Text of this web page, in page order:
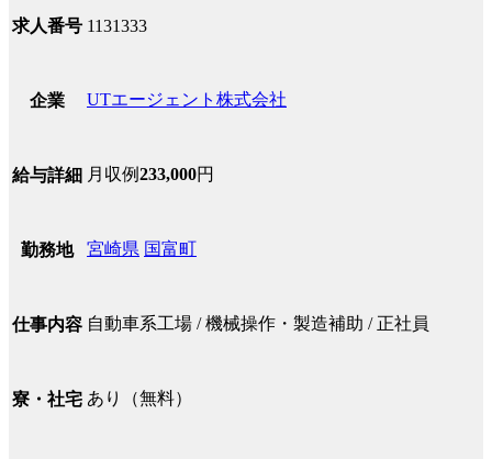
求人番号 1131333
企業 UTエージェント株式会社
給与詳細 月収例233,000円
勤務地 宮崎県 国富町
仕事内容 自動車系工場 / 機械操作・製造補助 / 正社員
寮・社宅 あり（無料）